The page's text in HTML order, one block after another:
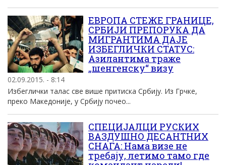
ЕВРОПА СТЕЖЕ ГРАНИЦЕ,
СРБИЈИ ПРЕПОРУКА ДА
МИГРАНТИМА ДАЈЕ
ИЗБЕГЛИЧКИ СТАТУС:
Азилантима траже
„шенгенску“ визу
02.09.2015. - 8:14
Избеглички талас све више притиска Србију. Из Грчке,
преко Македоније, у Србију почео...
СПЕЦИЈАЛЦИ РУСКИХ
ВАЗДУШНО ДЕСАНТНИХ
СНАГА: Нама визе не
требају, летимо тамо где